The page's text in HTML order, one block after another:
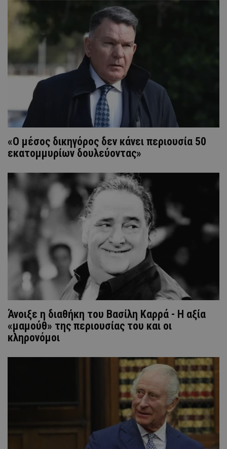
«Ο μέσος δικηγόρος δεν κάνει περιουσία 50
εκατομμυρίων δουλεύοντας»
Άνοιξε η διαθήκη του Βασίλη Καρρά - Η αξία
«μαμούθ» της περιουσίας του και οι
κληρονόμοι